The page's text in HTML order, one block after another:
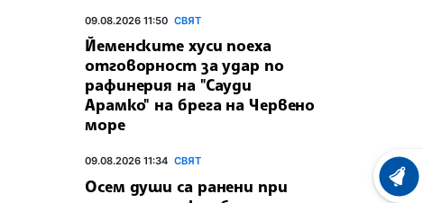
09.08.2026 11:50 СВЯТ
Йеменските хуси поеха
отговорност за удар по
рафинерия на "Сауди
Арамко" на брега на Червено
море
09.08.2026 11:34 СВЯТ
Осем души са ранени при